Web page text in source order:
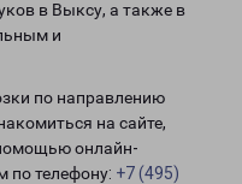
в Выксу, а также в
и
по направлению
на сайте,
онлайн-
по телефону: +7 (495)